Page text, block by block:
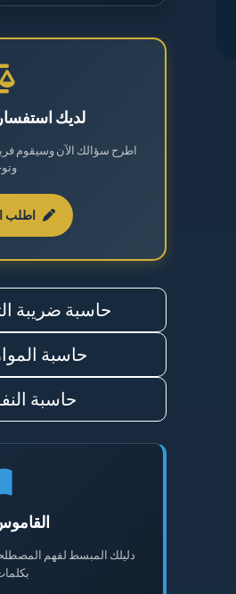
الطلاق والخلع
القضايا العقارية
القضايا العمالية
القضايا المالية
نظام مكافحة المخدرات
لديك
اطرح سؤالك الآن وسيقوم
اطلب
حاسبة ضريبة
حاسبة
حاسبة
دليلك المبسط لفهم